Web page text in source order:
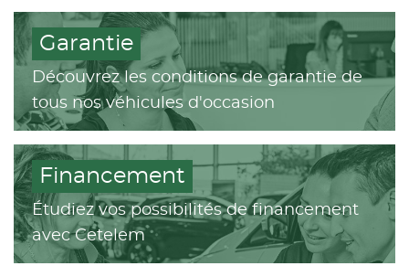
Garantie
Découvrez les conditions de garantie de
tous nos véhicules d'occasion
Financement
Étudiez vos possibilités de financement
avec Cetelem